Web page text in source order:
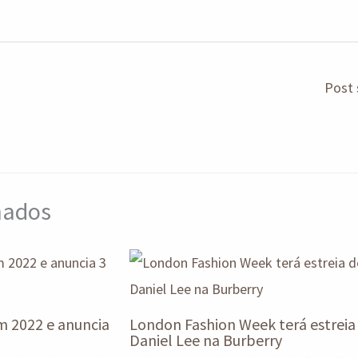
Post
2022 e anuncia
London Fashion Week terá
Daniel Lee na Burberry